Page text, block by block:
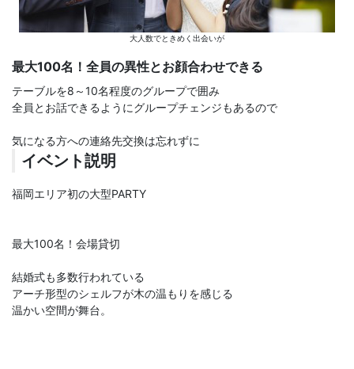
大人数でときめく出会いが
最大100名！全員の異性とお顔合わせできる
テーブルを8～10名程度のグループで囲み
全員とお話できるようにグループチェンジもあるので
気になる方への連絡先交換は忘れずに
イベント説明
福岡エリア初の大型PARTY
最大100名！会場貸切
結婚式も多数行われている
アーチ形型のシェルフが木の温もりを感じる
温かい空間が舞台。